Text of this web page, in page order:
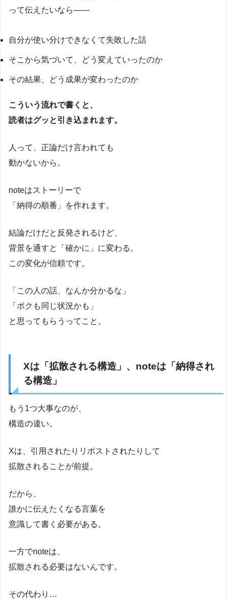
って伝えたいなら――
自分が使い分けできなくて失敗した話
そこから気づいて、どう変えていったのか
その結果、どう成果が変わったのか
こういう流れで書くと、
読者はグッと引き込まれます。
人って、正論だけ言われても
動かないから。
noteはストーリーで
「納得の順番」を作れます。
結論だけだと反発されるけど、
背景を通すと「確かに」に変わる。
この変化が信頼です。
「この人の話、なんか分かるな」
「ボクも同じ状況かも」
と思ってもらうってこと。
Xは「拡散される構造」、noteは「納得され
る構造」
もう1つ大事なのが、
構造の違い。
Xは、引用されたりリポストされたりして
拡散されることが前提。
だから、
誰かに伝えたくなる言葉を
意識して書く必要がある。
一方でnoteは、
拡散される必要はないんです。
その代わり…